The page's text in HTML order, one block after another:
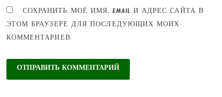
СОХРАНИТЬ МОЁ ИМЯ, EMAIL И АДРЕС САЙТА В
ЭТОМ БРАУЗЕРЕ ДЛЯ ПОСЛЕДУЮЩИХ МОИХ
КОММЕНТАРИЕВ.